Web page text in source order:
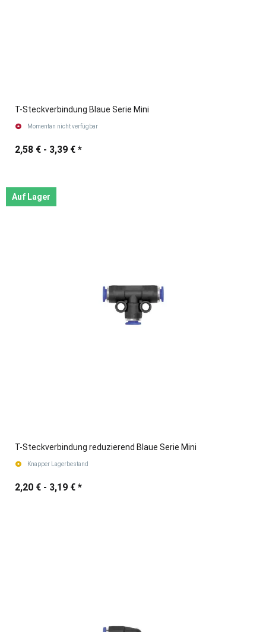
T-Steckverbindung Blaue Serie Mini
Momentan nicht verfügbar
2,58 € - 3,39 € *
Auf Lager
T-Steckverbindung reduzierend Blaue Serie Mini
Knapper Lagerbestand
2,20 € - 3,19 € *